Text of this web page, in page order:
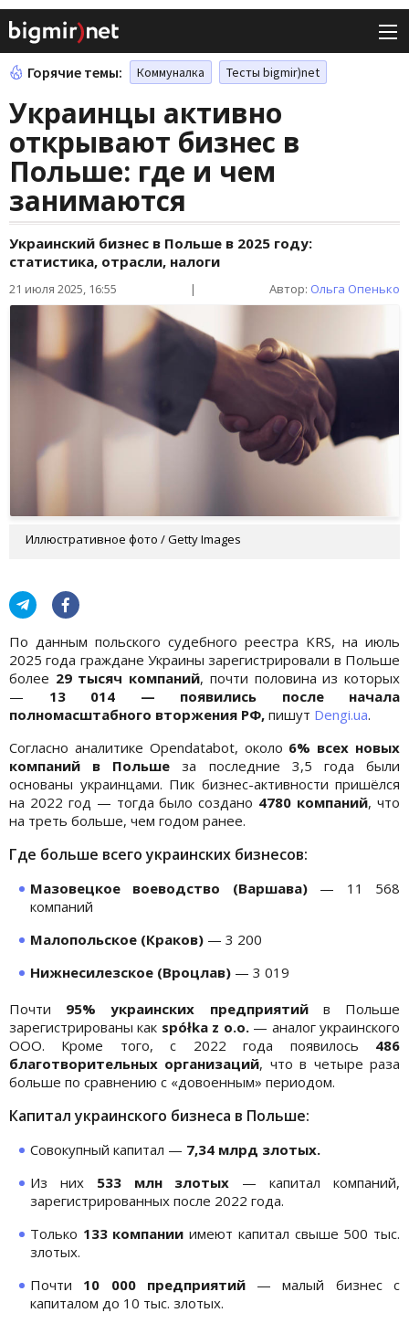
Горячие темы: Коммуналка Тесты bigmir)net
Украинцы активно
открывают бизнес в
Польше: где и чем
занимаются
Украинский бизнес в Польше в 2025 году:
статистика, отрасли, налоги
21 июля 2025, 16:55 | Автор: Ольга Опенько
Иллюстративное фото / Getty Images
По данным польского судебного реестра KRS, на июль
2025 года граждане Украины зарегистрировали в Польше
более 29 тысяч компаний, почти половина из которых
— 13 014 — появились после начала
полномасштабного вторжения РФ, пишут Dengi.ua.
Согласно аналитике Opendatabot, около 6% всех новых
компаний в Польше за последние 3,5 года были
основаны украинцами. Пик бизнес-активности пришёлся
на 2022 год — тогда было создано 4780 компаний, что
на треть больше, чем годом ранее.
Где больше всего украинских бизнесов:
Мазовецкое воеводство (Варшава)— 11 568
компаний
Малопольское (Краков) — 3 200
Нижнесилезское (Вроцлав) — 3 019
Почти 95% украинских предприятийв Польше
зарегистрированы как spółka z o.o.— аналог украинского
ООО. Кроме того, с 2022 года появилось 486
благотворительных организаций, что в четыре раза
больше по сравнению с «довоенным» периодом.
Капитал украинского бизнеса в Польше:
Совокупный капитал — 7,34 млрд злотых.
Из них 533 млн злотых — капитал компаний,
зарегистрированных после 2022 года.
Только 133 компании имеют капитал свыше 500 тыс.
злотых.
Почти 10 000 предприятий— малый бизнес с
капиталом до 10 тыс. злотых.